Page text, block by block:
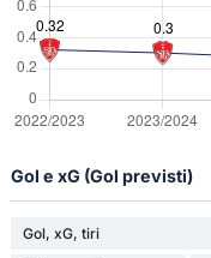
Gol e xG (Gol previsti)
Gol, xG, tiri